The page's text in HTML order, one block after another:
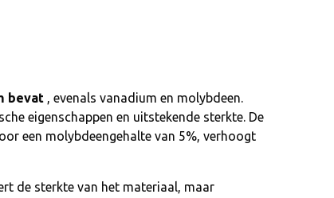
bevat , evenals vanadium en molybdeen.
eigenschappen en uitstekende sterkte. De
een molybdeengehalte van 5%, verhoogt
de sterkte van het materiaal, maar